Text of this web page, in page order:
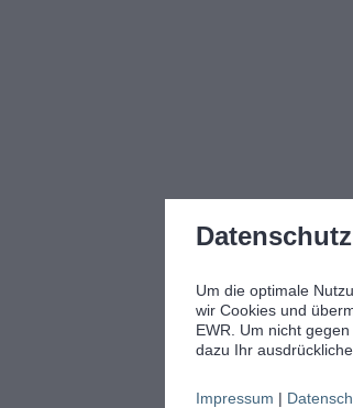
Um die optimale
wir Cookies und
EWR. Um nicht
dazu Ihr
Impressum |